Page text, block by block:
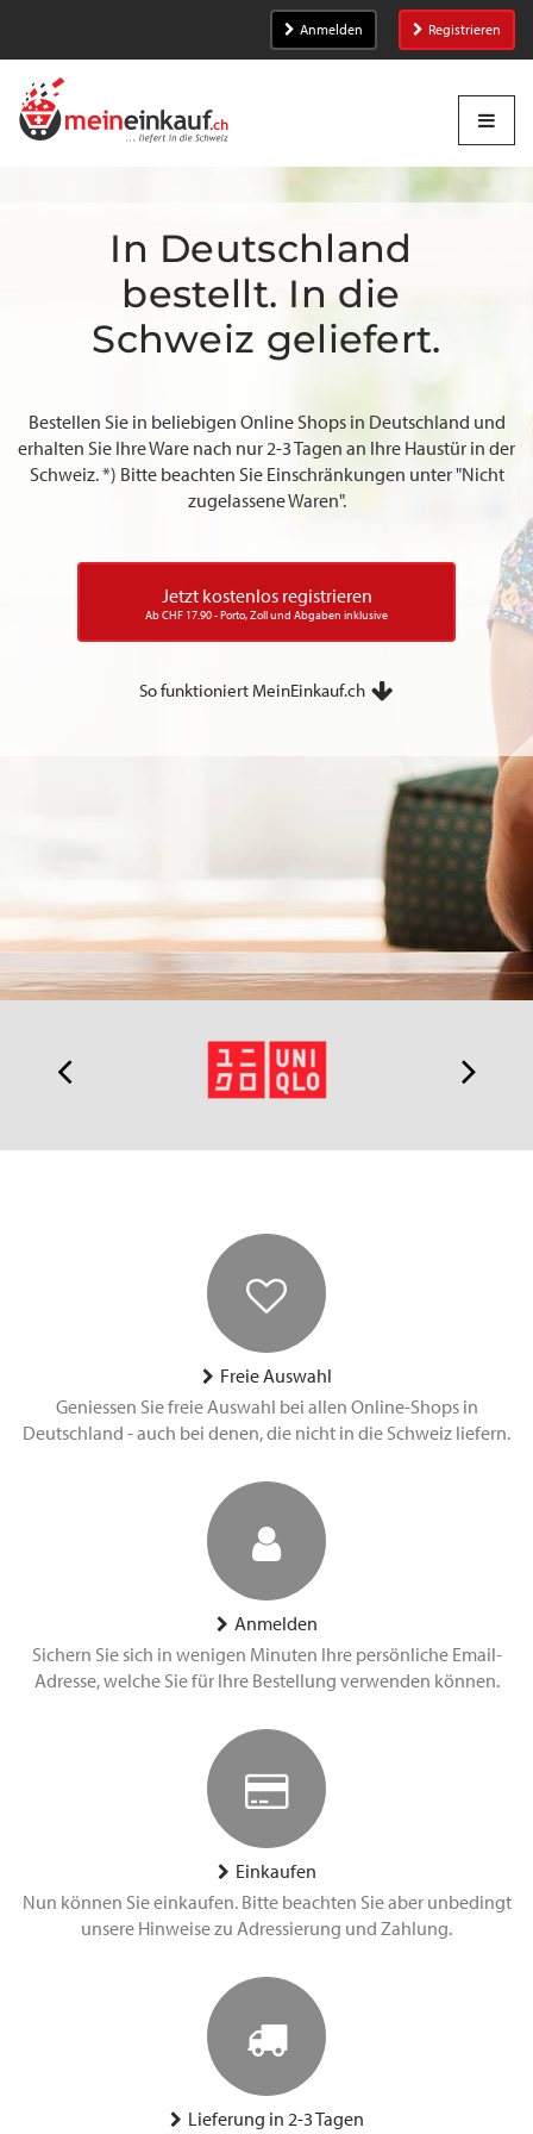
Anmelden Registrieren
In Deutschland
bestellt. In die
Schweiz geliefert.
Bestellen Sie in beliebigen Online Shops in Deutschland und
erhalten Sie Ihre Ware nach nur 2-3 Tagen an Ihre Haustür in der
Schweiz. *) Bitte beachten Sie Einschränkungen unter "Nicht
zugelassene Waren".
Jetzt kostenlos registrieren
Ab CHF 17.90 - Porto, Zoll und Abgaben inklusive
So funktioniert MeinEinkauf.ch
Freie Auswahl
Geniessen Sie freie Auswahl bei allen Online-Shops in
Deutschland - auch bei denen, die nicht in die Schweiz liefern.
Anmelden
Sichern Sie sich in wenigen Minuten Ihre persönliche Email-
Adresse, welche Sie für Ihre Bestellung verwenden können.
Einkaufen
Nun können Sie einkaufen. Bitte beachten Sie aber unbedingt
unsere Hinweise zu Adressierung und Zahlung.
Lieferung in 2-3 Tagen